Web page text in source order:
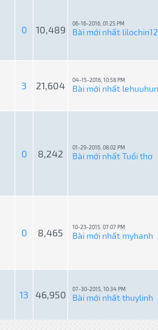
0 10,489
06-16-2016, 01:25 PM
Bài mới nhất:
3 21,604 04-15-2016, 10:58 PM
Bài mới nhất:
0 8,242
01-29-2016, 08:02 PM
Bài mới nhất:Tuổi thơ
0 8,465 10-23-2015, 07:07 PM
Bài mới nhất: myhanh
13 46,950 07-30-2015, 10:34 PM
Bài mới nhất:thuylinh